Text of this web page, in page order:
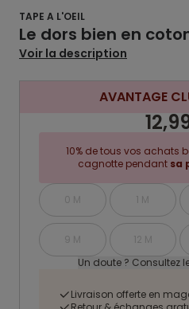
TAPE A L'OEIL
Le dors bien en
Voir la description
AVANTAGE
10% de tous vos achats
cagnotte pendant sa
0 M 1 M
9 M 12 M
Un doute ? Consultez
Livraison offerte en